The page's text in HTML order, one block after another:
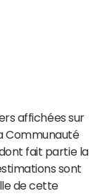
affichées sur
Communauté
fait partie la
sont
de cette